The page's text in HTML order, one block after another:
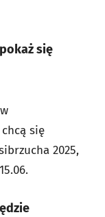
pokaż się
się
2025,